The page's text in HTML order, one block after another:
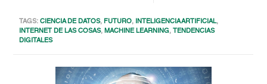
TAGS:CIENCIA DE DATOS, FUTURO, INTELIGENCIA ARTIFICIAL,
INTERNET DE LAS COSAS,MACHINE LEARNING, TENDENCIAS
DIGITALES